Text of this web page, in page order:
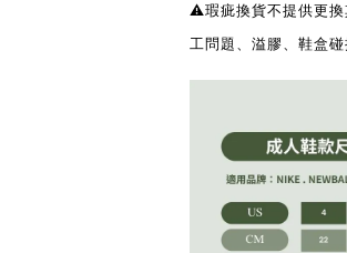
⚠️瑕疵換貨不提供更換
工問題、溢膠、鞋盒